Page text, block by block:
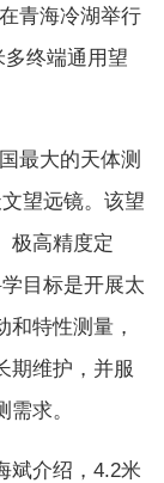
青海冷湖举行
终端通用望
最大的天体测
望远镜。该望
极高精度定
目标是开展太
特性测量，
期维护，并服
求。
介绍，4.2米